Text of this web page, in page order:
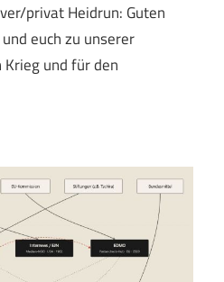
privat Heidrun: Guten
euch zu unserer
und für den